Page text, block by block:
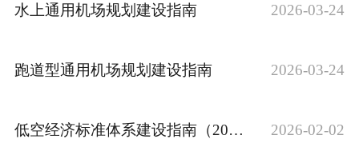
水上通用机场规划建设指南 2026-03-24
跑道型通用机场规划建设指南 2026-03-24
低空经济标准体系建设指南（2025年版） 2026-02-02